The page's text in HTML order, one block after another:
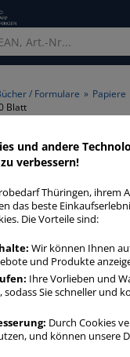
/ Formulare » Papiere
Blatt
90 g/m²
90
500 Blatt
500 Blatt in bester
Sie schnell
Funktion.
m² 500 Blatt
und andere
verbessern!
Thüringen, ihrem
das beste
Die Vorteile sind:
Wir können Ihnen
und Produkte
Ihre Vorlieben und
sodass Sie schneller und
Durch Cookies
und können unsere